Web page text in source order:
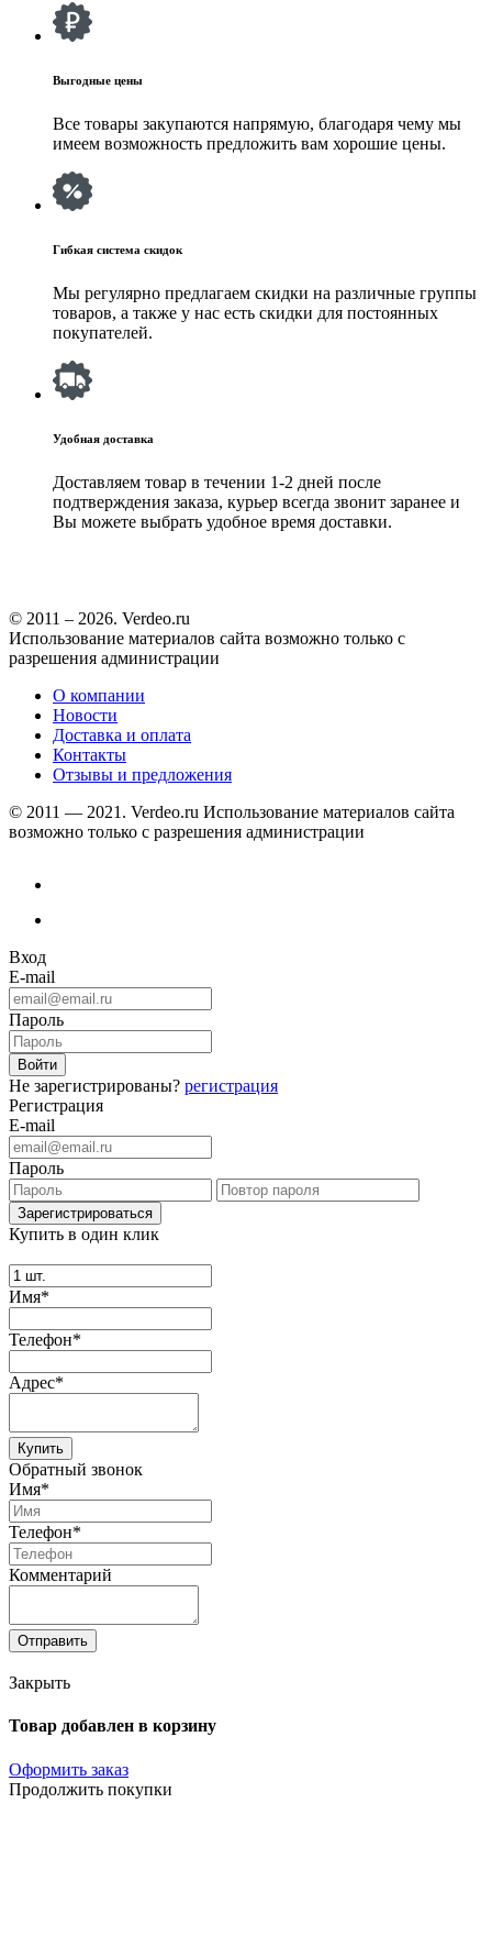
Выгодные цены
Все товары закупаются напрямую, благодаря чему мы
имеем возможность предложить вам хорошие цены.
Гибкая система скидок
Мы регулярно предлагаем скидки на различные группы
товаров, а также у нас есть скидки для постоянных
покупателей.
Удобная доставка
Доставляем товар в течении 1-2 дней после
подтверждения заказа, курьер всегда звонит заранее и
Вы можете выбрать удобное время доставки.
© 2011 – 2026. Verdeo.ru
Использование материалов сайта возможно только с
разрешения администрации
О компании
Новости
Доставка и оплата
Контакты
Отзывы и предложения
© 2011 — 2021. Verdeo.ru Использование материалов сайта
возможно только с разрешения администрации
Вход
E-mail
Пароль
Не зарегистрированы? регистрация
Регистрация
E-mail
Пароль
Купить в один клик
Имя*
Телефон*
Адрес*
Купить
Обратный звонок
Имя*
Телефон*
Комментарий
Отправить
Закрыть
Товар добавлен в корзину
Оформить заказ
Продолжить покупки